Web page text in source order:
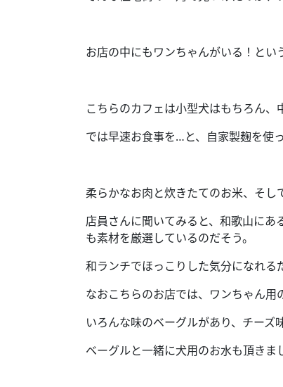
お店の中にもワンちゃんがいる！とい
こちらのカフェは小型犬はもちろん、
では早速お食事を…と、自家製麹を使
柔らかなお肉と炊きたてのお米、そし
店員さんに聞いてみると、和歌山に
も素材を厳選しているのだそう。
和ランチでほっこりした気分になれる
なおこちらのお店では、ワンちゃん用
いろんな味のベーグルがあり、チーズ
ベーグルと一緒に犬用のお水も頂きま